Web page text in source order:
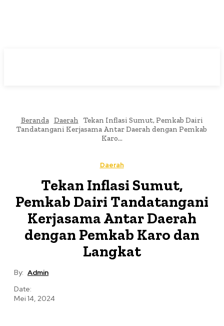
Beranda Daerah
Tekan Inflasi Sumut, Pemkab Dairi
Tandatangani Kerjasama Antar Daerah dengan Pemkab
Karo...
Daerah
Tekan Inflasi Sumut,
Pemkab Dairi Tandatangani
Kerjasama Antar Daerah
dengan Pemkab Karo dan
Langkat
By: Admin
Date:
Mei 14, 2024